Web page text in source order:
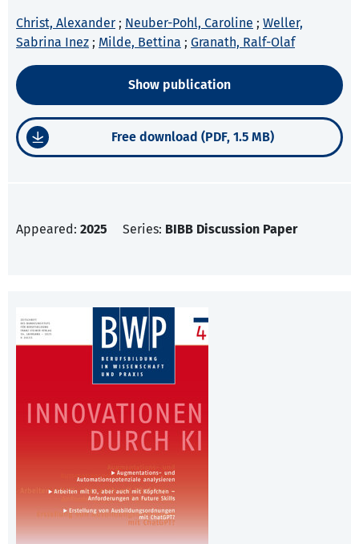
Christ, Alexander ; Neuber-Pohl, Caroline ; Weller,
Sabrina Inez ; Milde, Bettina ; Granath, Ralf-Olaf
Show publication
Free download (PDF, 1.5 MB)
Appeared: 2025 Series: BIBB Discussion Paper